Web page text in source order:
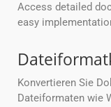
Access detailed
easy
Konvertieren Sie
Dateiformaten wie